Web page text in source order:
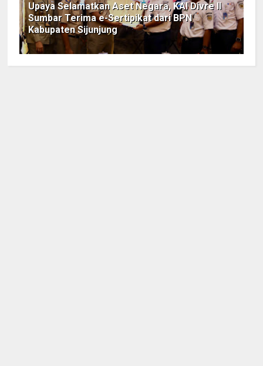
Upaya Selamatkan Aset Negara, KAI Divre II
Sumbar Terima e-Sertipikat dari BPN
Kabupaten Sijunjung